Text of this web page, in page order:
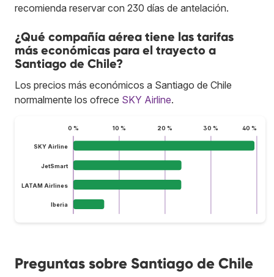
recomienda reservar con 230 días de antelación.
¿Qué compañía aérea tiene las tarifas
más económicas para el trayecto a
Santiago de Chile?
Los precios más económicos a Santiago de Chile
normalmente los ofrece SKY Airline.
0 % 10 % 20 % 30 % 40 %
SKY Airline
JetSmart
LATAM Airlines
Iberia
Preguntas sobre Santiago de Chile